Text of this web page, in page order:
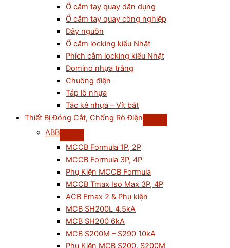
Ổ cắm tay quay dân dụng
Ổ cắm tay quay công nghiệp
Dây nguồn
Ổ cắm locking kiểu Nhật
Phích cắm locking kiểu Nhật
Domino nhựa trắng
Chuông điện
Táp lô nhựa
Tắc kê nhựa – Vít bắt
Thiết Bị Đóng Cắt, Chống Rò Điện
ABB
MCCB Formula 1P, 2P
MCCB Formula 3P, 4P
Phụ Kiện MCCB Formula
MCCB Tmax Iso Max 3P, 4P
ACB Emax 2 & Phụ kiện
MCB SH200L 4.5kA
MCB SH200 6kA
MCB S200M – S290 10kA
Phụ Kiện MCB S200, S200M